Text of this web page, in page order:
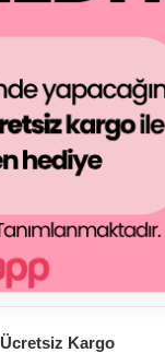
Ücretsiz Kargo